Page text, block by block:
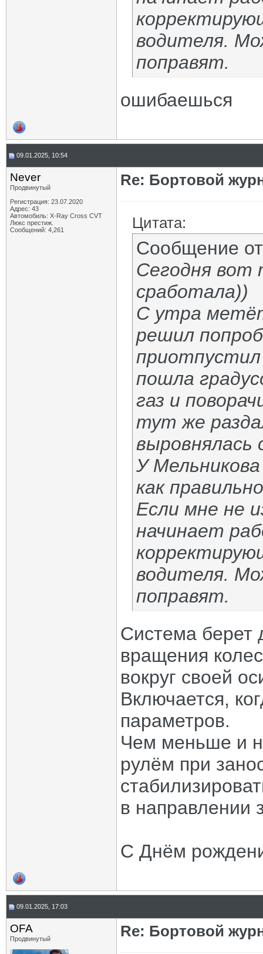
водителя.
поправят.
ошибаешься
09.01.2025, 10:54
Never
Продвинутый
Регистрация: 23.07.2020
Адрес: 43
Автомобиль: X-Ray Cross CVT
Люкс престиж.
Сообщений: 4,261
Re: Бортовой
Цитата:
Сообщение
Сегодня вот
сработала))
С утра
решил
приотпустил
пошла
газ и
тут же
выровнялась
У
как
Если мне не
начинает
водителя.
поправят.
Система берет
вращения
вокруг своей
Включается,
параметров.
Чем меньше и
рулём при
в направлении
С Днём
09.01.2025, 17:03
OFA
Продвинутый Re: Бортовой